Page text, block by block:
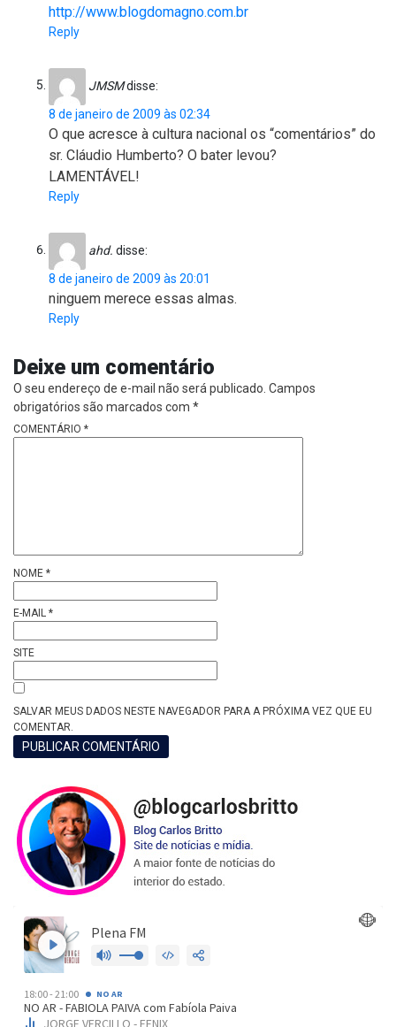
http://www.blogdomagno.com.br
Reply
JMSMdisse:
8 de janeiro de 2009 às 02:34
O que acresce à cultura nacional os “comentários” do
sr. Cláudio Humberto? O bater levou?
LAMENTÁVEL!
Reply
ahd. disse:
8 de janeiro de 2009 às 20:01
ninguem merece essas almas.
Reply
Deixe um comentário
O seu endereço de e-mail não será publicado. Campos
obrigatórios são marcados com *
COMENTÁRIO *
NOME *
E-MAIL *
SITE
SALVAR MEUS DADOS NESTE NAVEGADOR PARA A PRÓXIMA VEZ QUE EU
COMENTAR.